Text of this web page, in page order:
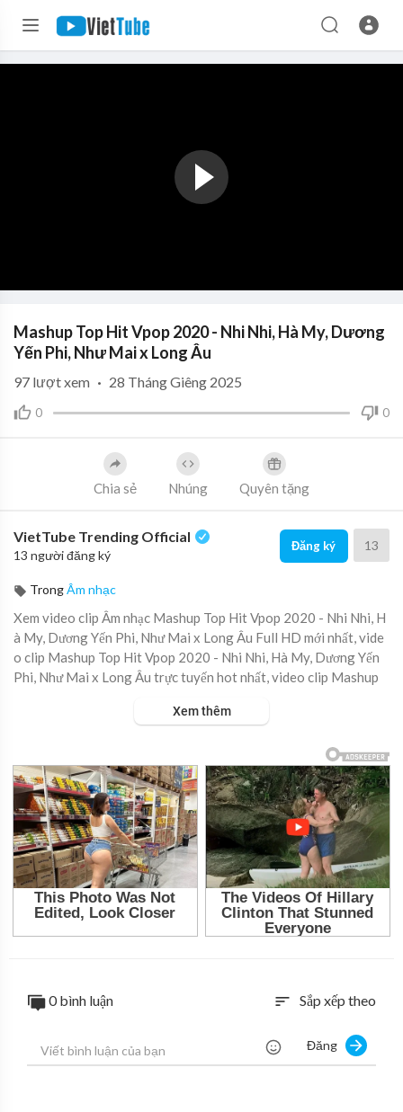
Mashup Top Hit Vpop 2020 - Nhi Nhi, Hà My, Dương
Yến Phi, Như Mai x Long Âu
0 0
97 lượt xem · 28 Tháng Giêng 2025
Chia sẻ Nhúng Quyên tặng
VietTube Trending Official
13 người đăng ký
Đăng ký 13
TrongÂm nhạc
Xem video clip Âm nhạc Mashup Top Hit Vpop 2020 - Nhi Nhi, H
à My, Dương Yến Phi, Như Mai x Long Âu Full HD mới nhất, vide
o clip Mashup Top Hit Vpop 2020 - Nhi Nhi, Hà My, Dương Yến
Phi, Như Mai x Long Âu trực tuyến hot nhất, video clip Mashup
Xem thêm
0 bình luận sort Sắp xếp theo
Đăng